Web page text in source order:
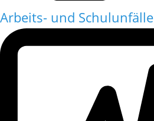
Arbeits- und Schulunfälle